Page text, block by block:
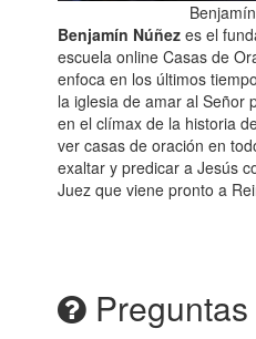
Benjamín Núñez es el
escuela online Casas de
enfoca en los últimos
la iglesia de amar al Señor
en el clímax de la historia
ver casas de oración en
exaltar y predicar a Jesús
Juez que viene pronto a